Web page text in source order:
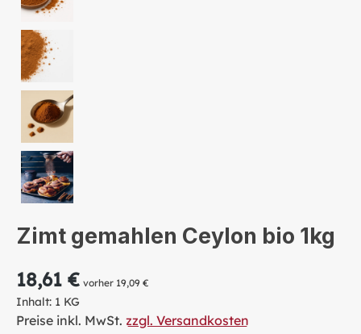
Zimt gemahlen Ceylon bio 1kg
18,61 € vorher 19,09 €
Inhalt: 1 KG
Preise inkl. MwSt. zzgl. Versandkosten